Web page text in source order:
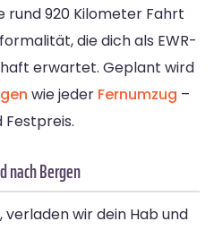
rund 920 Kilometer Fahrt
die dich als EWR-
erwartet. Geplant wird
wie jeder Fernumzug –
Festpreis.
nach Bergen
wir dein Hab und